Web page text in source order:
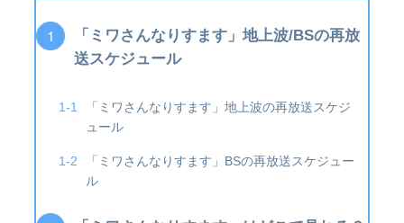
「ミワさんなりすます」地上波/BSの再放
送スケジュール
「ミワさんなりすます」地上波の再放送スケジ
ュール
「ミワさんなりすます」BSの再放送スケジュー
ル